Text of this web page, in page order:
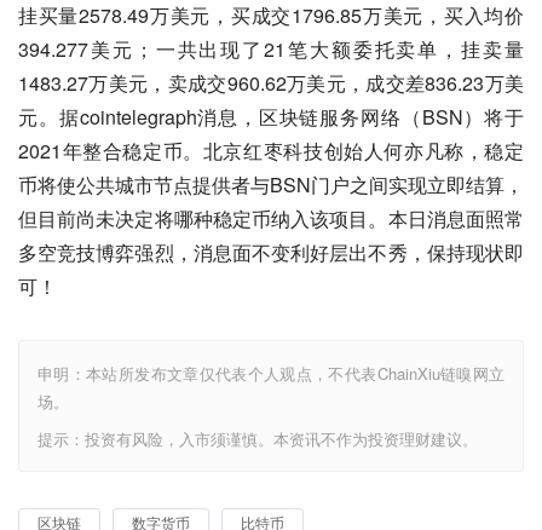
挂买量2578.49万美元，买成交1796.85万美元，买入均价
394.277美元；一共出现了21笔大额委托卖单，挂卖量
1483.27万美元，卖成交960.62万美元，成交差836.23万美
元。据cointelegraph消息，区块链服务网络（BSN）将于
2021年整合稳定币。北京红枣科技创始人何亦凡称，稳定
币将使公共城市节点提供者与BSN门户之间实现立即结算，
但目前尚未决定将哪种稳定币纳入该项目。本日消息面照常
多空竞技博弈强烈，消息面不变利好层出不秀，保持现状即
可！
申明：本站所发布文章仅代表个人观点，不代表ChainXiu链嗅网立
场。
提示：投资有风险，入市须谨慎。本资讯不作为投资理财建议。
区块链 数字货币 比特币